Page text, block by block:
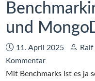
Proxy
und
Datum:
11. April 2025
Kommentarzu
Benchmarking
Mit Benchmarks ist es ja